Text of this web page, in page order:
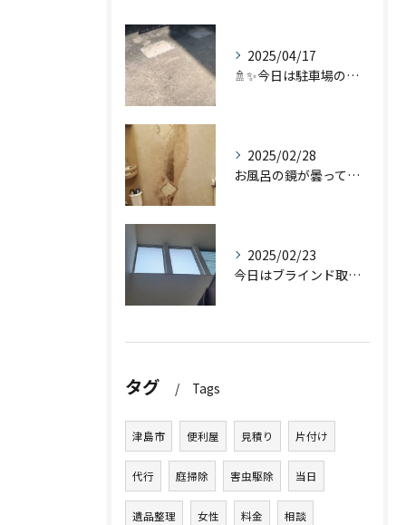
2025/04/17
🚿✨今日は駐車場の高圧洗浄を行いました！お客様のご依頼通り、...
2025/02/28
お風呂の鏡が曇って見辛くなったり、汚れが取れなくなってきた時...
2025/02/23
今日はブラインド取り付けのご依頼をいただきました！お客様もと...
タグ Tags
津島市 便利屋 見積り 片付け
代行 庭掃除 害虫駆除 当日
遺品整理 女性 料金 相談